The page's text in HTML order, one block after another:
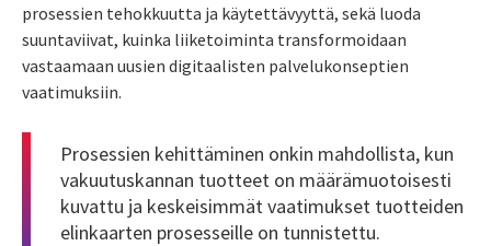
prosessien tehokkuutta ja käytettävyyttä, sekä luoda
suuntaviivat, kuinka liiketoiminta transformoidaan
vastaamaan uusien digitaalisten palvelukonseptien
vaatimuksiin.
Prosessien kehittäminen onkin mahdollista, kun
vakuutuskannan tuotteet on määrämuotoisesti
kuvattu ja keskeisimmät vaatimukset tuotteiden
elinkaarten prosesseille on tunnistettu.